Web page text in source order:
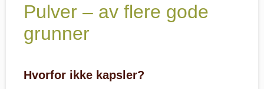
Pulver – av flere gode
grunner
Hvorfor ikke kapsler?